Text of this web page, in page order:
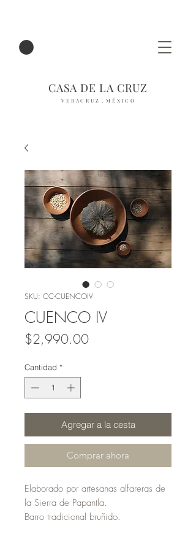
CASA DE LA CRUZ
V E R A C R U Z , M É X I C O
SKU: CC-CUENCOIV
CUENCO IV
$2,990.00Precio
Cantidad *
Agregar a la cesta
Comprar ahora
Elaborado por artesanas alfareras de
la Sierra de Papantla.
Barro tradicional bruñido.